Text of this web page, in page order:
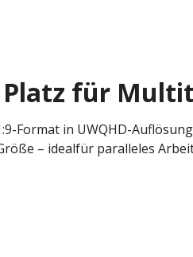
für
Format in UWQHD-
– idealfür paralleles